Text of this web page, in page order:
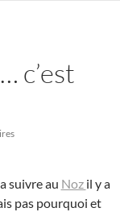
c’est
suivre au Noz il y a
pas pourquoi et